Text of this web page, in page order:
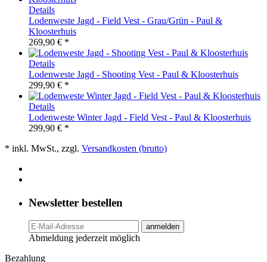
Details
Lodenweste Jagd - Field Vest - Grau/Grün - Paul &
Kloosterhuis
269,90 € *
Details
Lodenweste Jagd - Shooting Vest - Paul & Kloosterhuis
299,90 € *
Details
Lodenweste Winter Jagd - Field Vest - Paul & Kloosterhuis
299,90 € *
* inkl. MwSt., zzgl. Versandkosten (brutto)
Newsletter bestellen
anmelden
Abmeldung jederzeit möglich
Bezahlung